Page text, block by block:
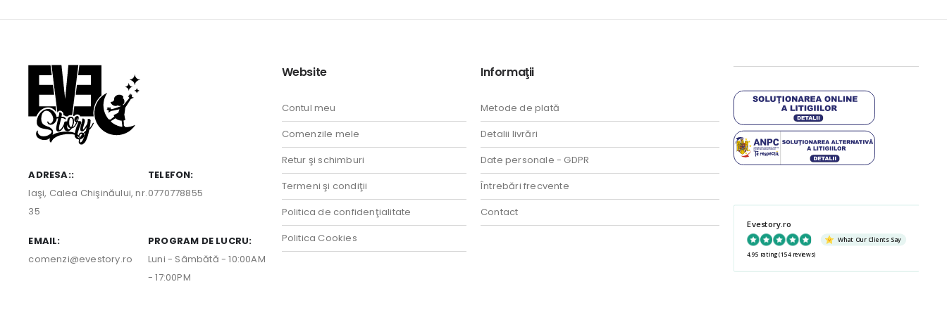
ADRESA::
Iaşi, Calea Chişinăului, nr.
35
TELEFON:
0770778855
EMAIL:
comenzi@evestory.ro
PROGRAM DE LUCRU:
Luni - Sâmbătă - 10:00AM
- 17:00PM
Website
Contul meu
Comenzile mele
Retur şi schimburi
Termeni şi condiţii
Politica de confidenţialitate
Politica Cookies
Informaţii
Metode de plată
Detalii livrări
Date personale - GDPR
Întrebări frecvente
Contact
Evestory.ro
What Our Clients Say
4.95 rating (154 reviews)